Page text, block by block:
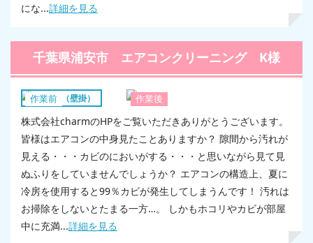
にな...詳細を見る
千葉県浦安市 エアコンクリーニング K様
作業前 作業後
エアコン（壁掛）
株式会社charmのHPをご覧いただきありがとうございます。
皆様はエアコンの中身見たことありますか？ 隙間から汚れが
見える・・・カビのにおいがする・・・と思いながら見て見
ぬふりをしていませんでしょうか？ エアコンの構造上、夏に
冷房を使用すると99％カビが発生してしまうんです！ 汚れは
お掃除をしないとたまる一方…。 しかもホコリやカビが部屋
中に充満...詳細を見る